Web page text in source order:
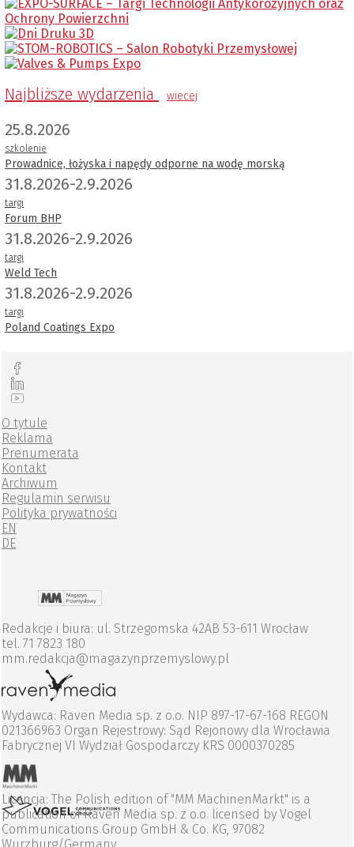
Najbliższe wydarzenia wiecej
25.8.2026
szkolenie
Prowadnice, łożyska i napędy odporne na wodę morską
31.8.2026-2.9.2026
targi
Forum BHP
31.8.2026-2.9.2026
targi
Weld Tech
31.8.2026-2.9.2026
targi
Poland Coatings Expo
O tytule
Reklama
Prenumerata
Kontakt
Archiwum
Regulamin serwisu
Polityka prywatności
EN
DE
Redakcje i biura: ul. Strzegomska 42AB 53-611 Wrocław
tel. 71 7823 180
mm.redakcja@magazynprzemyslowy.pl
Wydawca: Raven Media sp. z o.o. NIP 897-17-67-168 REGON
021366963 Organ Rejestrowy: Sąd Rejonowy dla Wrocławia
Fabrycznej VI Wydział Gospodarczy KRS 0000370285
Licencja: The Polish edition of "MM MachinenMarkt" is a
publication of Raven Media sp. z o.o. licensed by Vogel
Communications Group GmbH & Co. KG, 97082